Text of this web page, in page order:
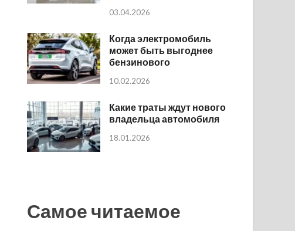
03.04.2026
Когда электромобиль
может быть выгоднее
бензинового
10.02.2026
Какие траты ждут нового
владельца автомобиля
18.01.2026
Самое читаемое